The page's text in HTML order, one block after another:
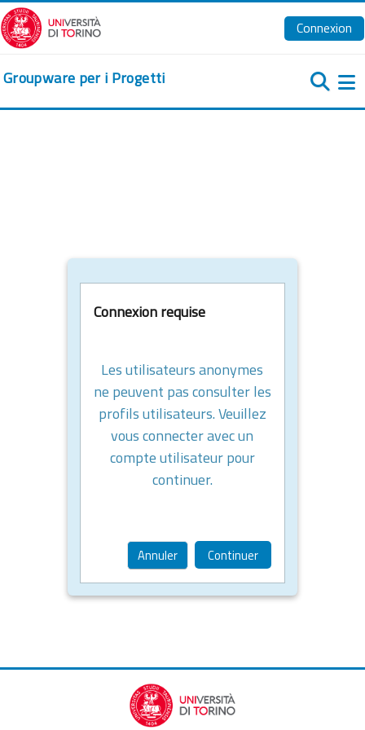
Passer au contenu principal
Connexion
Groupware per i Progetti
Connexion requise
Les utilisateurs anonymes
ne peuvent pas consulter les
profils utilisateurs. Veuillez
vous connecter avec un
compte utilisateur pour
continuer.
Annuler Continuer